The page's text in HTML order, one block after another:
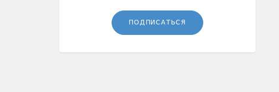
ПОДПИСАТЬСЯ